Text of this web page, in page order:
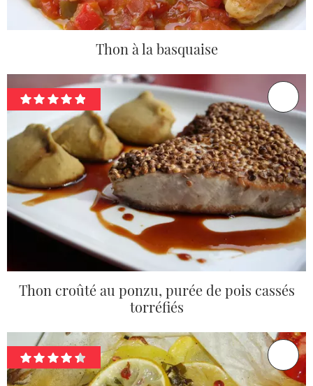
Thon à la basquaise
Thon croûté au ponzu, purée de pois cassés
torréfiés